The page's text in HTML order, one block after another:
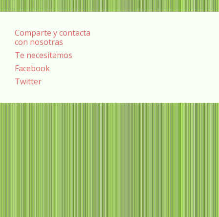
Comparte y contacta
con nosotras
Te necesitamos
Facebook
Twitter